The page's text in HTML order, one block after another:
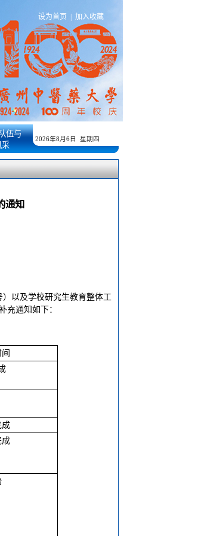
设为首页 加入收藏
伍与
采
2026年8月6日 星期四
通知
以及学校研究生教育整体工
充通知如下：
成
成